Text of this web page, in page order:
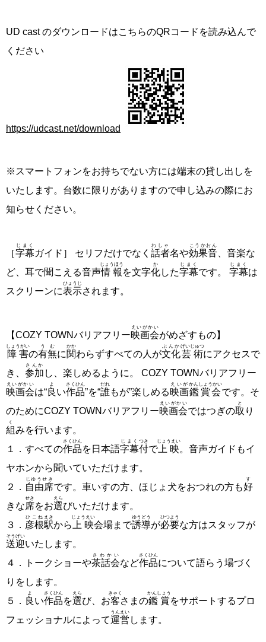
UD cast のダウンロードはこちらのQRコードを読み込んで
ください
https://udcast.net/download
※スマートフォンをお持ちでない方には端末の貸し出しを
いたします。台数に限りがありますので申し込みの際にお
知らせください。
［字幕
じまく
ガイド］ セリフだけでなく 話者
わしゃ
名や効果音
こうかおん
、音楽な
ど、耳で聞こえる音声情報
じょうほう
を文字化
か
した字幕
じまく
です。 字幕
じまく
は
スクリーンに表示
ひょうじ
されます。
【COZY TOWNバリアフリー映画会
えいがかい
がめざすもの】
障害
しょうがい
の有無
うむ
に関
かか
わらずすべての人が文化
ぶんか
芸術
げいじゅつ
にアクセスで
き、 参加
さんか
し、楽しめるように。 COZY TOWNバリアフリー
映画会
えいがかい
は“良
よ
い作品
さくひん
”を“誰
だれ
もが”楽しめる映画
えいが
鑑賞会
かんしょうかい
です。そ
のためにCOZY TOWNバリアフリー映画会
えいがかい
ではつぎの取
と
り
組
く
みを行います。
１．すべての作品
さくひん
を日本語字幕
じまく
付
つき
で上映
じょうえい
。音声ガイドもイ
ヤホンから聞いていただけます。
２． 自由席
じゆうせき
です。車いすの方、ほじょ犬をおつれの方も好
す
きな席
せき
をお選
えら
びいただけます。
３． 彦根
ひこね
駅
えき
から 上映
じょうえい
会場まで誘導
ゆうどう
が必要
ひつよう
な方はスタッフが
送迎
そうげい
いたします。
４．トークショーや茶話会
さわかい
など作品
さくひん
について語らう場づく
りをします。
５． 良
よ
い作品
さくひん
を選
えら
び、お客
きゃく
さまの鑑賞
かんしょう
をサポートするプロ
フェッショナルによって運営
うんえい
します。